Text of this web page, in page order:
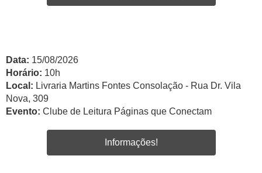
Data: 15/08/2026
Horário: 10h
Local: Livraria Martins Fontes Consolação - Rua Dr. Vila
Nova, 309
Evento: Clube de Leitura Páginas que Conectam
Informações!